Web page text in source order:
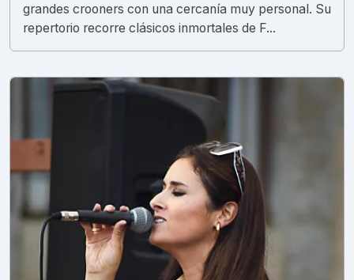
grandes crooners con una cercanía muy personal. Su
repertorio recorre clásicos inmortales de F...